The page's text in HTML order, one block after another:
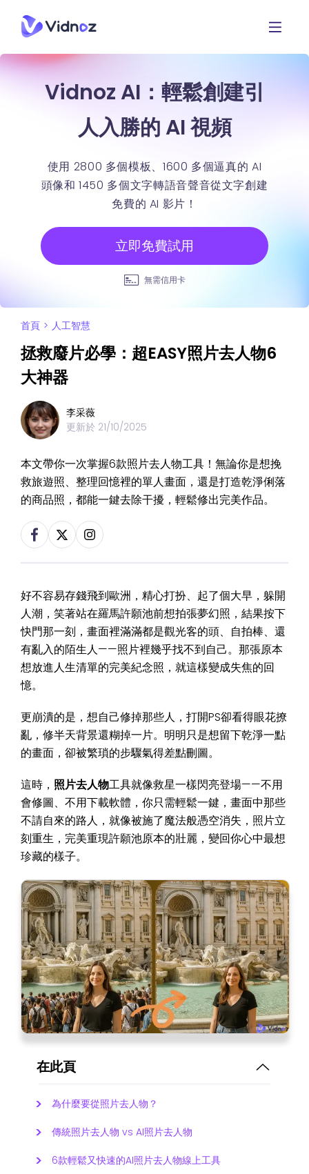
Vidnoz AI：輕鬆創建引
人入勝的 AI 視頻
使用 2800 多個模板、1600 多個逼真的 AI
頭像和 1450 多個文字轉語音聲音從文字創建
免費的 AI 影片！
立即免費試用
無需信用卡
首頁 > 人工智慧
拯救廢片必學：超EASY照片去人物6
大神器
李采薇
更新於 21/10/2025
本文帶你一次掌握6款照片去人物工具！無論你是想挽
救旅遊照、整理回憶裡的單人畫面，還是打造乾淨俐落
的商品照，都能一鍵去除干擾，輕鬆修出完美作品。
好不容易存錢飛到歐洲，精心打扮、起了個大早，躲開
人潮，笑著站在羅馬許願池前想拍張夢幻照，結果按下
快門那一刻，畫面裡滿滿都是觀光客的頭、自拍棒、還
有亂入的陌生人——照片裡幾乎找不到自己。那張原本
想放進人生清單的完美紀念照，就這樣變成失焦的回
憶。
更崩潰的是，想自己修掉那些人，打開PS卻看得眼花撩
亂，修半天背景還糊掉一片。明明只是想留下乾淨一點
的畫面，卻被繁瑣的步驟氣得差點刪圖。
這時， 照片去人物工具就像救星一樣閃亮登場——不用
會修圖、不用下載軟體，你只需輕鬆一鍵，畫面中那些
不請自來的路人，就像被施了魔法般憑空消失，照片立
刻重生，完美重現許願池原本的壯麗，變回你心中最想
珍藏的樣子。
在此頁
為什麼要從照片去人物？
傳統照片去人物 vs AI照片去人物
6款輕鬆又快速的AI照片去人物線上工具